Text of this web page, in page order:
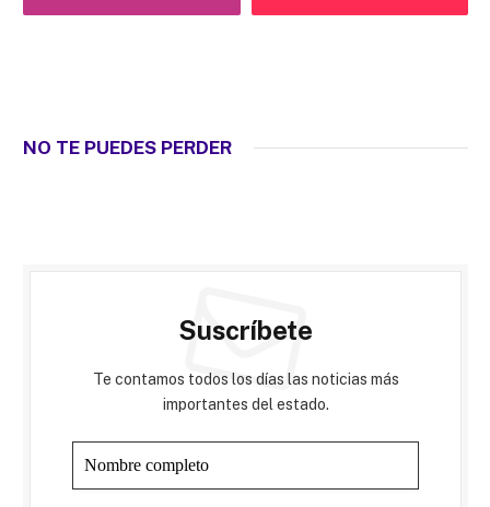
NO TE PUEDES PERDER
Suscríbete
Te contamos todos los días las noticias más
importantes del estado.